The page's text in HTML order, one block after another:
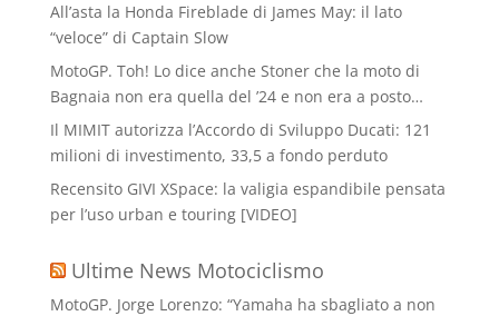
All’asta la Honda Fireblade di James May: il lato
“veloce” di Captain Slow
MotoGP. Toh! Lo dice anche Stoner che la moto di
Bagnaia non era quella del ’24 e non era a posto…
Il MIMIT autorizza l’Accordo di Sviluppo Ducati: 121
milioni di investimento, 33,5 a fondo perduto
Recensito GIVI XSpace: la valigia espandibile pensata
per l’uso urban e touring [VIDEO]
Ultime News Motociclismo
MotoGP. Jorge Lorenzo: “Yamaha ha sbagliato a non